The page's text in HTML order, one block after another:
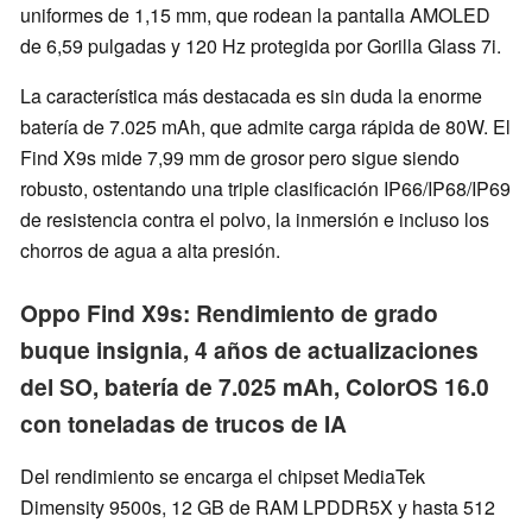
uniformes de 1,15 mm, que rodean la pantalla AMOLED
de 6,59 pulgadas y 120 Hz protegida por Gorilla Glass 7i.
La característica más destacada es sin duda la enorme
batería de 7.025 mAh, que admite carga rápida de 80W. El
Find X9s mide 7,99 mm de grosor pero sigue siendo
robusto, ostentando una triple clasificación IP66/IP68/IP69
de resistencia contra el polvo, la inmersión e incluso los
chorros de agua a alta presión.
Oppo Find X9s: Rendimiento de grado
buque insignia, 4 años de actualizaciones
del SO, batería de 7.025 mAh, ColorOS 16.0
con toneladas de trucos de IA
Del rendimiento se encarga el chipset MediaTek
Dimensity 9500s, 12 GB de RAM LPDDR5X y hasta 512